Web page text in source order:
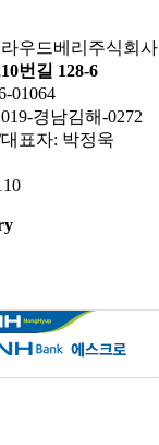
우드베리주식회사
번길 128-6
01064
경남김해-0272
표자: 박정욱